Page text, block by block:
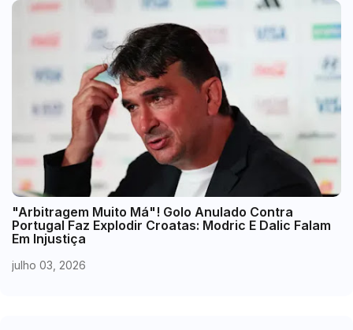
"Arbitragem Muito Má"! Golo Anulado Contra
Portugal Faz Explodir Croatas: Modric E Dalic Falam
Em Injustiça
julho 03, 2026